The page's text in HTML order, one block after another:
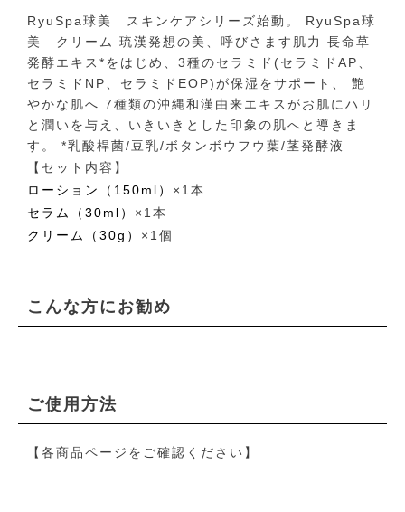
RyuSpa球美 スキンケアシリーズ始動。 RyuSpa球
美 クリーム 琉漢発想の美、呼びさます肌力 長命草
発酵エキス*をはじめ、3種のセラミド(セラミドAP、
セラミドNP、セラミドEOP)が保湿をサポート、 艶
やかな肌へ 7種類の沖縄和漢由来エキスがお肌にハリ
と潤いを与え、いきいきとした印象の肌へと導きま
す。 *乳酸桿菌/豆乳/ボタンボウフウ葉/茎発酵液
【セット内容】
ローション（150ml） ×1本
セラム（30ml） ×1本
クリーム（30g） ×1個
こんな方にお勧め
ご使用方法
【各商品ページをご確認ください】